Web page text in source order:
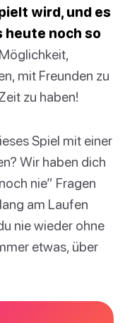
wird, und es
heute noch so
mit Freunden zu
zu haben!
Spiel mit einer
Wir haben dich
nie” Fragen
am Laufen
nie wieder ohne
etwas, über